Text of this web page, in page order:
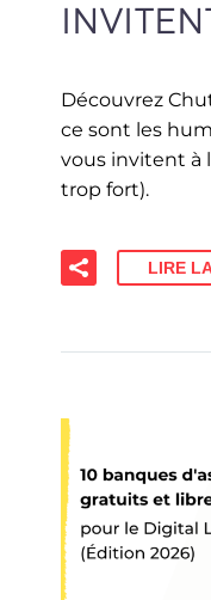
Découvrez
ce sont les
vous invitent à
trop fort).
LIRE